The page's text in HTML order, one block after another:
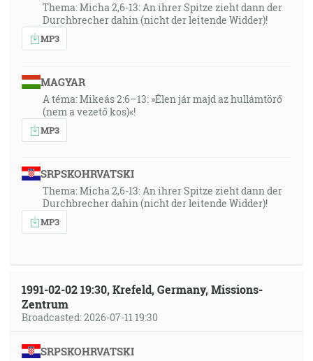
Thema: Micha 2,6-13: An ihrer Spitze zieht dann der
Durchbrecher dahin (nicht der leitende Widder)!
MP3
MAGYAR
A téma: Mikeás 2:6–13: »Élen jár majd az hullámtörő
(nem a vezető kos)«!
MP3
SRPSKOHRVATSKI
Thema: Micha 2,6-13: An ihrer Spitze zieht dann der
Durchbrecher dahin (nicht der leitende Widder)!
MP3
1991-02-02 19:30, Krefeld, Germany, Missions-
Zentrum
Broadcasted: 2026-07-11 19:30
SRPSKOHRVATSKI